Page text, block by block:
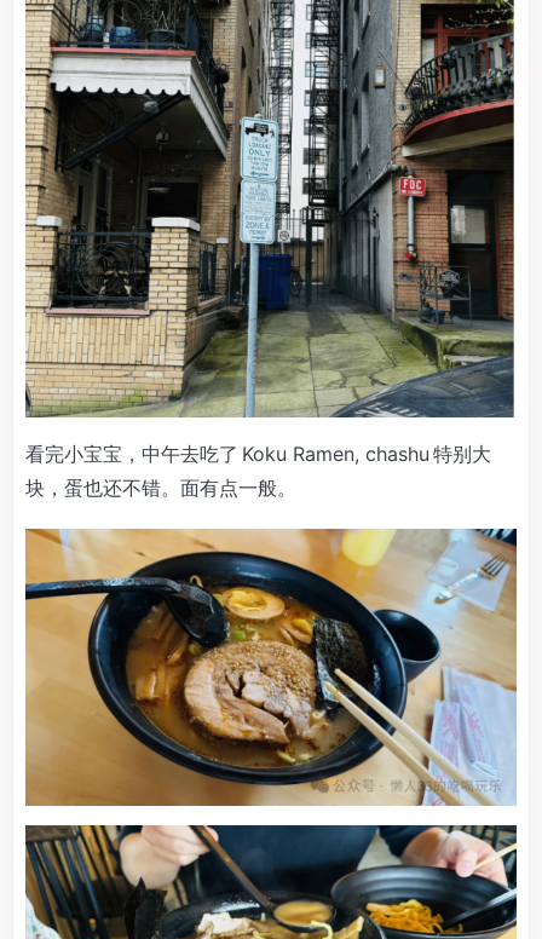
看完小宝宝，中午去吃了 Koku Ramen, chashu 特别大
块，蛋也还不错。面有点一般。